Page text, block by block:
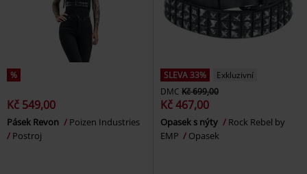
%
Kč 549,00
Pásek Revon
Poizen Industries
Postroj
SLEVA 33%
Exkluzivní
DMC Kč 699,00
Kč 467,00
Opasek s nýty
Rock Rebel by
EMP
Opasek